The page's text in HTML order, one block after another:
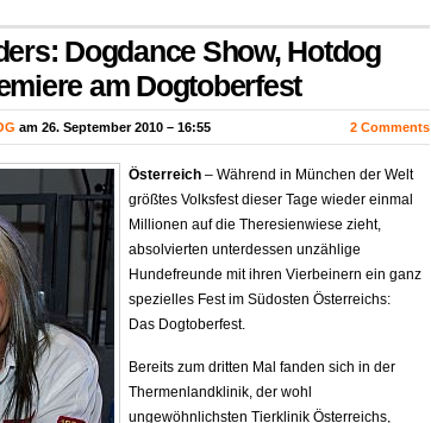
Dogdance Show, Hotdog
am Dogtoberfest
am 26. September 2010 – 16:55 2 Comments
Österreich – Während in München der Welt
größtes Volksfest dieser Tage wieder einmal
Millionen auf die Theresienwiese zieht,
absolvierten unterdessen unzählige
Hundefreunde mit ihren Vierbeinern ein ganz
spezielles Fest im Südosten Österreichs:
Das Dogtoberfest.
Bereits zum dritten Mal fanden sich in der
Thermenlandklinik, der wohl
ungewöhnlichsten Tierklinik Österreichs,